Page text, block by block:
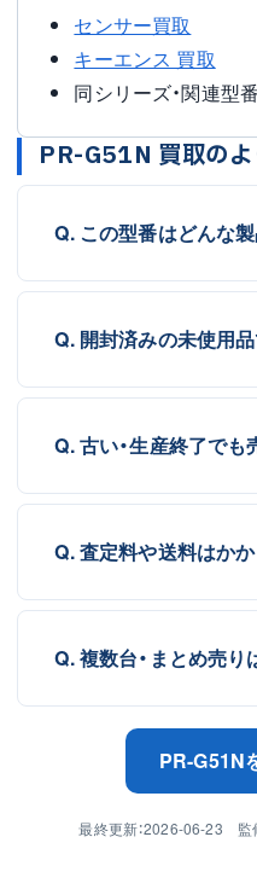
センサー買取
キーエンス 買取
同シリーズ・関連型
PR-G51N 買取のよ
Q. この型番はどんな
Q. 開封済みの未使用
Q. 古い・生産終了でも
Q. 査定料や送料はか
Q. 複数台・まとめ売り
PR-G51N
最終更新：2026-06-23 監